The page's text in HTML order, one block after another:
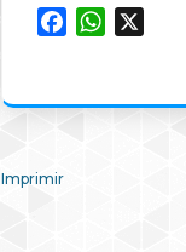
FacebookWhatsApp
Imprimir